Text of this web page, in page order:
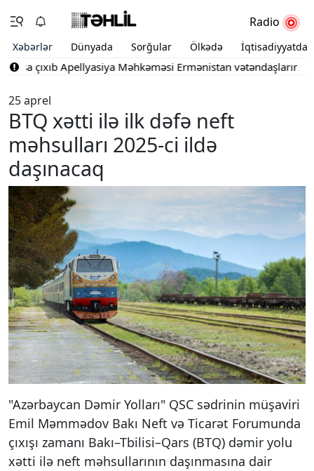
Radio
Xəbərlər Dünyada Sorğular Ölkədə İqtisadiyyatda
çıxıb Apellyasiya Məhkəməsi Ermənistan vətəndaşlarının
25 aprel
BTQ xətti ilə ilk dəfə neft
məhsulları 2025-ci ildə
daşınacaq
"Azərbaycan Dəmir Yolları" QSC sədrinin müşaviri
Emil Məmmədov Bakı Neft və Ticarət Forumunda
çıxışı zamanı Bakı–Tbilisi–Qars (BTQ) dəmir yolu
xətti ilə neft məhsullarının daşınmasına dair